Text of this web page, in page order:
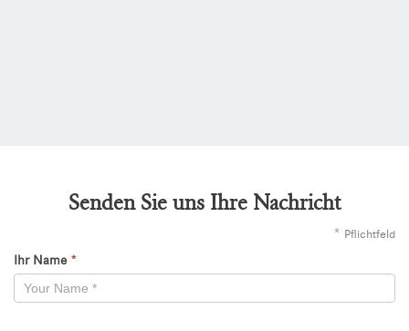
Senden Sie uns Ihre Nachricht
* Pflichtfeld
Kontaktformular
-
Ihr Name *